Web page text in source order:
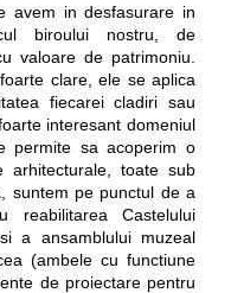
avem in desfasurare in
biroului nostru, de
valoare de patrimoniu.
clare, ele se aplica
fiecarei cladiri sau
interesant domeniul
permite sa acoperim o
arhitecturale, toate sub
suntem pe punctul de a
reabilitarea Castelului
a ansamblului muzeal
(ambele cu functiune
de proiectare pentru